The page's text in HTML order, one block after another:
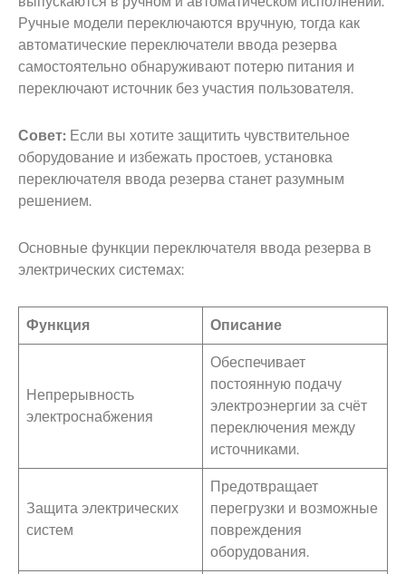
Ручные модели переключаются вручную, тогда как
автоматические переключатели ввода резерва
самостоятельно обнаруживают потерю питания и
переключают источник без участия пользователя.
Совет: Если вы хотите защитить чувствительное
оборудование и избежать простоев, установка
переключателя ввода резерва станет разумным
решением.
Основные функции переключателя ввода резерва в
электрических системах:
Функция Описание
Непрерывность
электроснабжения
Обеспечивает
постоянную подачу
электроэнергии за счёт
переключения между
источниками.
Защита электрических
систем
Предотвращает
перегрузки и возможные
повреждения
оборудования.